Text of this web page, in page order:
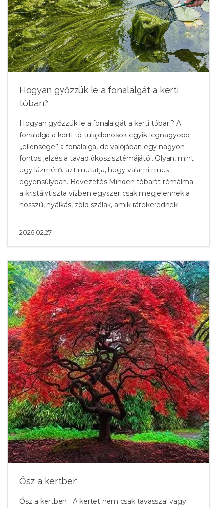
Hogyan győzzük le a fonalalgát a kerti
tóban?
Hogyan győzzük le a fonalalgát a kerti tóban? A
fonalalga a kerti tó tulajdonosok egyik legnagyobb
„ellensége” a fonalalga, de valójában egy nagyon
fontos jelzés a tavad ökoszisztémájától. Olyan, mint
egy lázmérő: azt mutatja, hogy valami nincs
egyensúlyban. Bevezetés Minden tóbarát rémálma:
a kristálytiszta vízben egyszer csak megjelennek a
hosszú, nyálkás, zöld szálak, amik rátekerednek
2026.02.27.
Ősz a kertben
Ősz a kertben A kertet nem csak tavasszal vagy